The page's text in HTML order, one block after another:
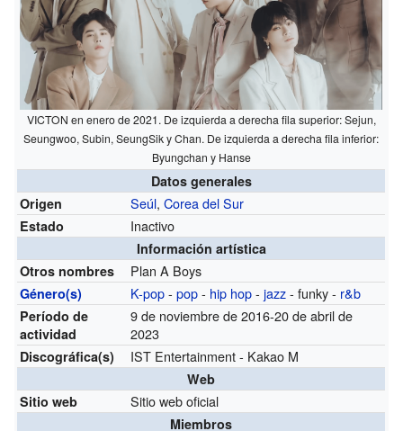
VICTON en enero de 2021. De izquierda a derecha fila superior: Sejun,
Seungwoo, Subin, SeungSik y Chan. De izquierda a derecha fila inferior:
Byungchan y Hanse
Datos generales
Origen
Seúl,Corea del Sur
Estado Inactivo
Información artística
Otros nombres
Plan A Boys
Género(s) K-pop-pop- hip hop-jazz- funky - r&b
Período de
actividad
9 de noviembre de 2016-20 de abril de
2023
Discográfica(s) IST Entertainment - Kakao M
Web
Sitio web
Sitio web oficial
Miembros